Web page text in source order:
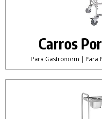
Carros
Para Gastronorm | Para